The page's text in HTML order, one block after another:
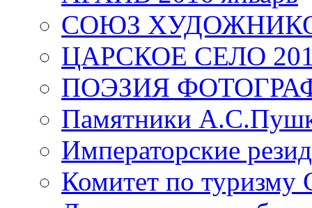
СОЮЗ
ЦАРСКОЕ СЕЛО
ПОЭЗИЯ
Памятники
Императорские
Комитет по туризму